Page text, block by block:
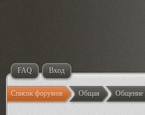
FAQ Вход
Список форумов Общая Общение